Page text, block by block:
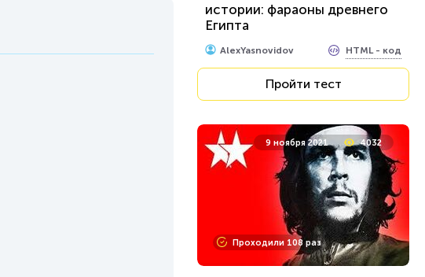
истории: фараоны древнего
Египта
AlexYasnovidov HTML - код
Пройти тест
9 ноября 2021 4032
Проходили 108 раз